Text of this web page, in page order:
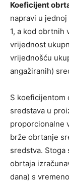
Koeficijent
napravi u
1, a kod obrtnih
vrijednost
vrijednošću
angažiranih)
S koeficijentom
sredstava u
proporcionalne
brže obrtanje
sredstva.
obrtaja
dana) s